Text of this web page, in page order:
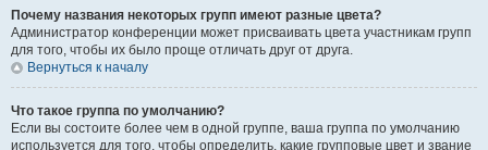
Почему названия некоторых групп имеют разные цвета?
Администратор конференции может присваивать цвета участникам групп
для того, чтобы их было проще отличать друг от друга.
Вернуться к началу
Что такое группа по умолчанию?
Если вы состоите более чем в одной группе, ваша группа по умолчанию
используется для того, чтобы определить, какие групповые цвет и звание